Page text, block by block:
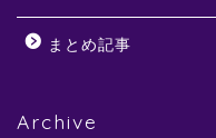
まとめ記事
Archive